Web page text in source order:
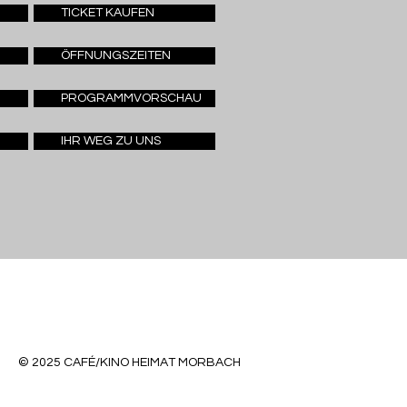
TICKET KAUFEN
ÖFFNUNGSZEITEN
PROGRAMMVORSCHAU
IHR WEG ZU UNS
© 2025 CAFÉ/KINO HEIMAT MORBACH